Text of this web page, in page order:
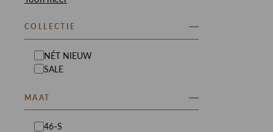
COLLECTIE
NÉT NIEUW
SALE
MAAT
46-S